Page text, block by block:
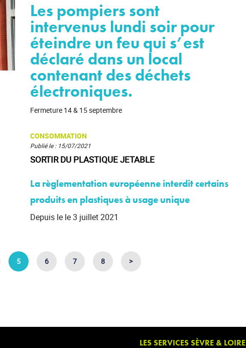
Les pompiers sont
intervenus lundi soir pour
éteindre un feu qui s’est
déclaré dans un local
contenant des déchets
électroniques.
Fermeture 14 & 15 septembre
CONSOMMATION
Publié le : 15/07/2021
SORTIR DU PLASTIQUE JETABLE
La règlementation européenne interdit certains
produits en plastiques à usage unique
Depuis le le 3 juillet 2021
5 6 7 8 >
LES SERVICES SÈVRE & LOIRE